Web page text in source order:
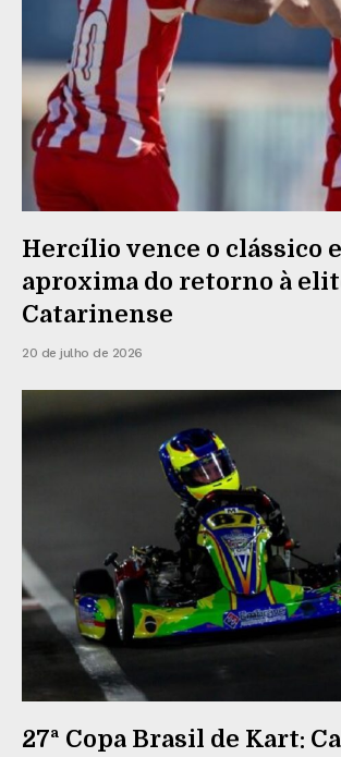
Hercílio vence o clássico
aproxima do retorno à
Catarinense
20 de julho de 2026
27ª Copa Brasil de Kart: